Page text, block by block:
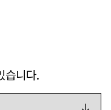
습니다.